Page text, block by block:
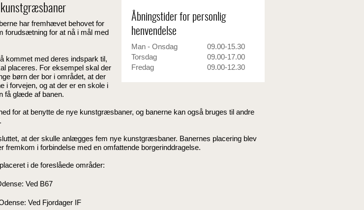
Åbningstider for personlig
henvendelse
Man - Onsdag
09.00-15.30
Torsdag
09.00-17.00
Fredag
09.00-12.30
har fremhævet behovet for
forudsætning for at nå i mål med
kommet med deres indspark til,
placeres. For eksempel skal der
børn der bor i området, at der
i forvejen, og at der er en skole i
få glæde af banen.
for at benytte de nye kunstgræsbaner, og banerne kan også bruges til andre
at der skulle anlægges fem nye kunstgræsbaner. Banernes placering blev
fremkom i forbindelse med en omfattende borgerinddragelse.
i de foreslåede områder:
Ved B67
Ved Fjordager IF